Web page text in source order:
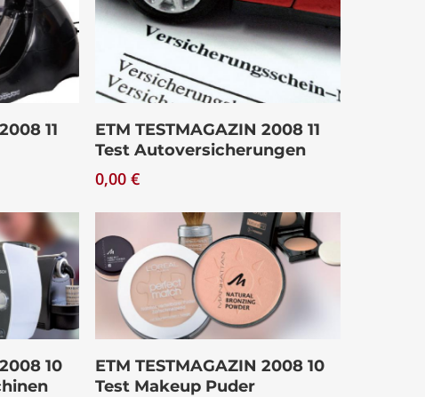
11
Download
ETM TESTMAGAZIN 2008 11
Test Autoversicherungen
0,00 €
10
Download
ETM TESTMAGAZIN 2008 10
Test Makeup Puder